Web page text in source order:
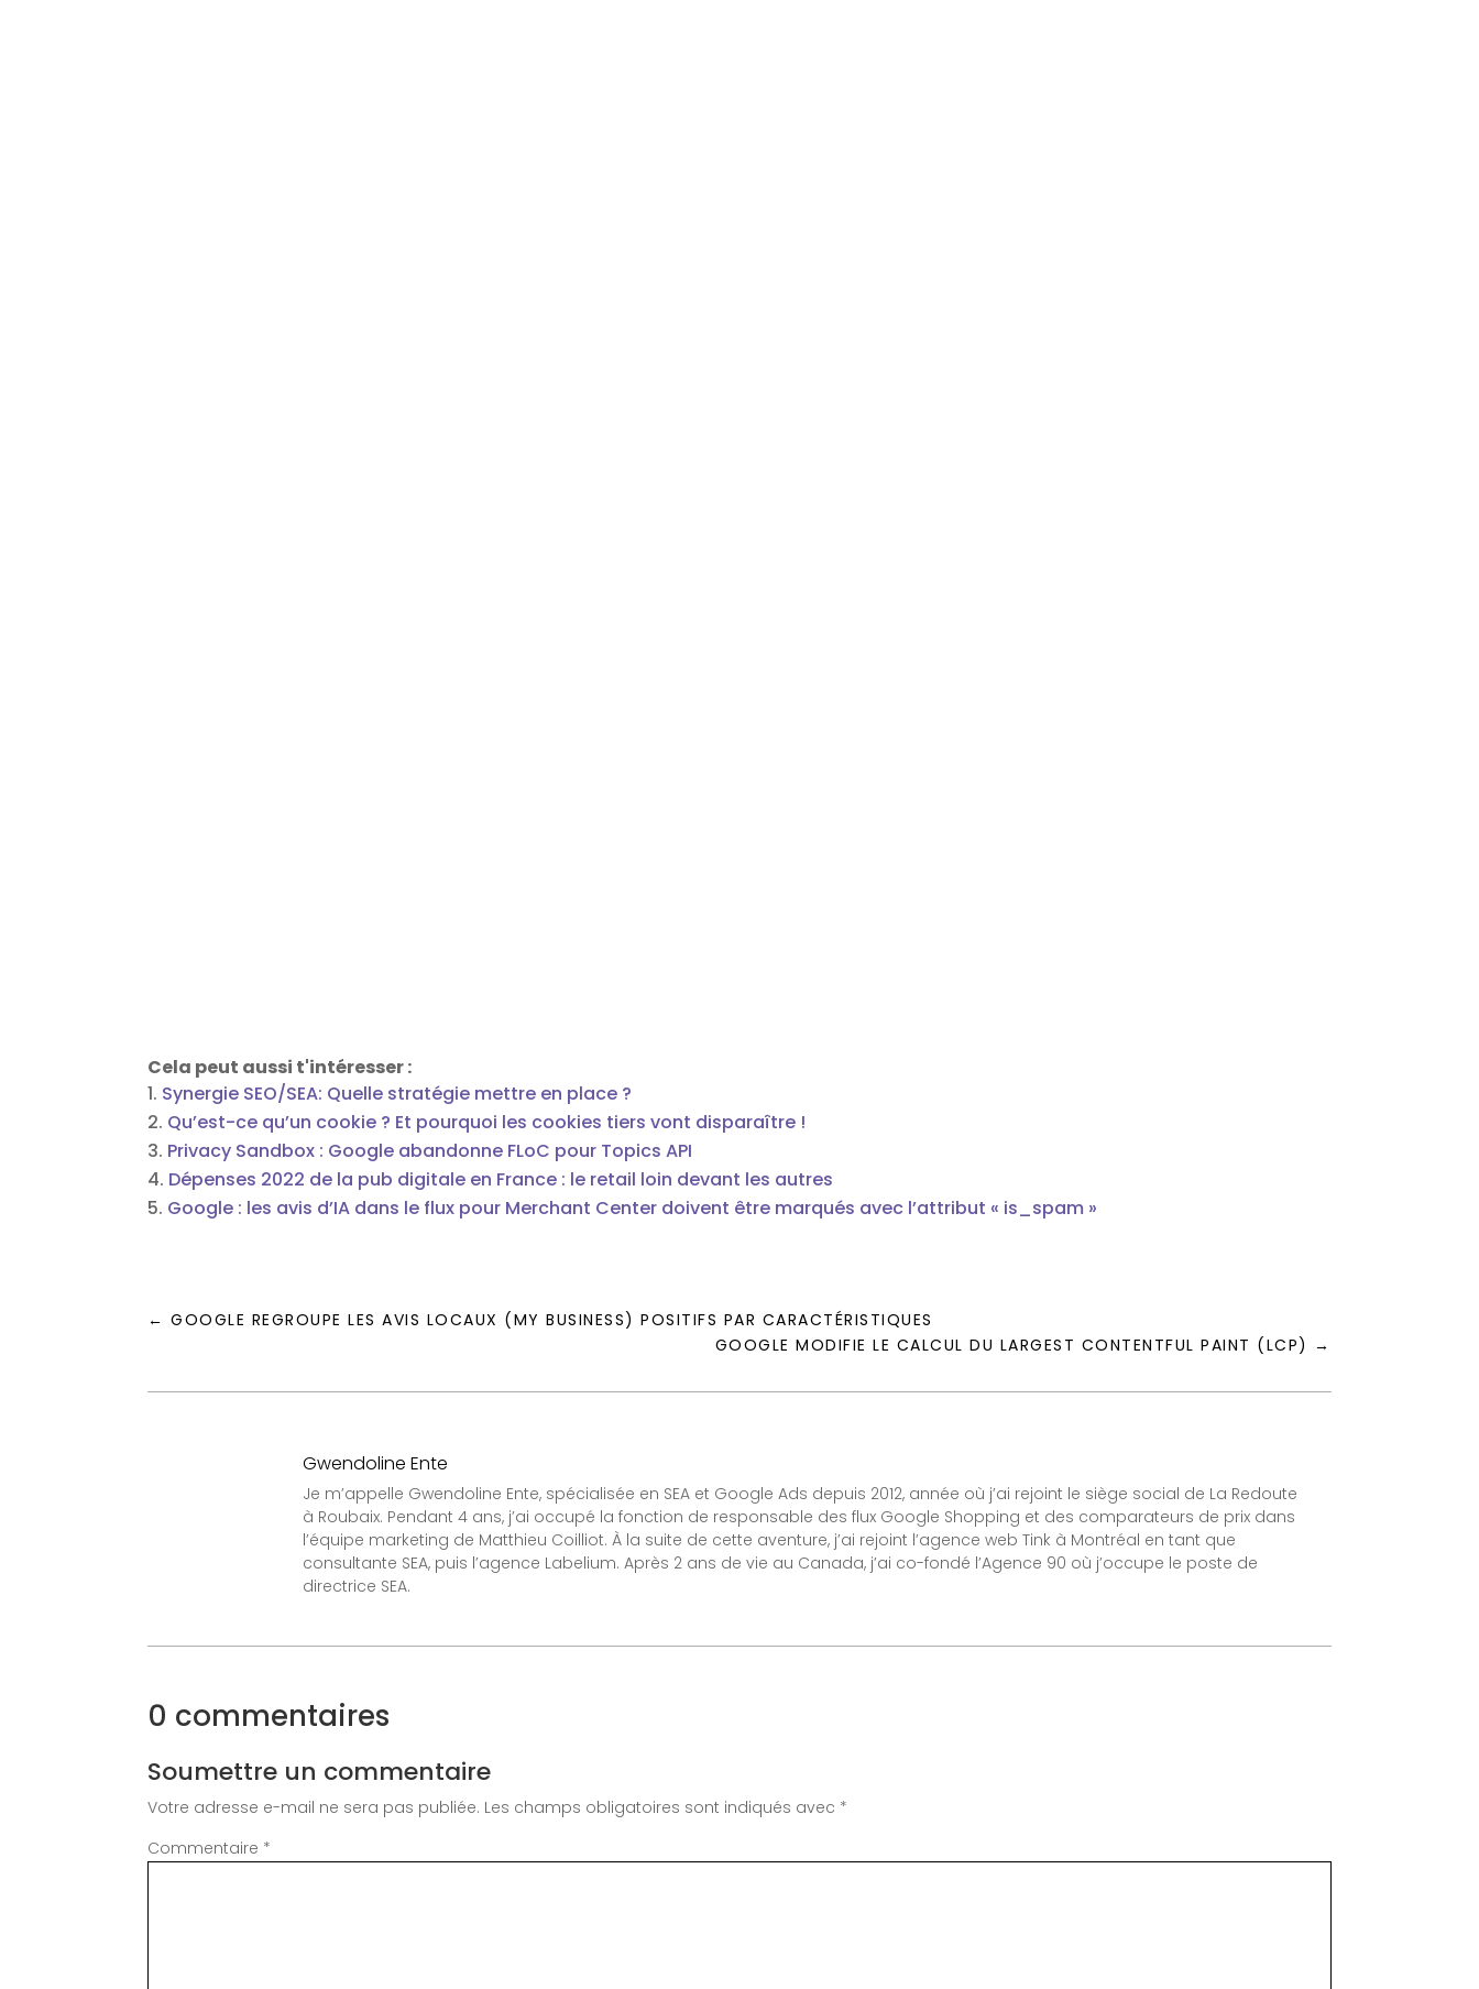
Cela peut aussi t'intéresser :
Synergie SEO/SEA: Quelle stratégie mettre en place ?
Qu’est-ce qu’un cookie ? Et pourquoi les cookies tiers vont disparaître !
Privacy Sandbox : Google abandonne FLoC pour Topics API
Dépenses 2022 de la pub digitale en France : le retail loin devant les autres
Google : les avis d’IA dans le flux pour Merchant Center doivent être marqués avec l’attribut « is_spam »
←GOOGLE REGROUPE LES AVIS LOCAUX (MY BUSINESS) POSITIFS PAR CARACTÉRISTIQUES
GOOGLE MODIFIE LE CALCUL DU LARGEST CONTENTFUL PAINT (LCP) →
Gwendoline Ente
Je m’appelle Gwendoline Ente, spécialisée en SEA et Google Ads depuis 2012, année où j’ai rejoint le siège social de La Redoute
à Roubaix. Pendant 4 ans, j’ai occupé la fonction de responsable des flux Google Shopping et des comparateurs de prix dans
l’équipe marketing de Matthieu Coilliot. À la suite de cette aventure, j’ai rejoint l’agence web Tink à Montréal en tant que
consultante SEA, puis l’agence Labelium. Après 2 ans de vie au Canada, j’ai co-fondé l’Agence 90 où j’occupe le poste de
directrice SEA.
0 commentaires
Soumettre un commentaire
Votre adresse e-mail ne sera pas publiée. Les champs obligatoires sont indiqués avec *
Commentaire *